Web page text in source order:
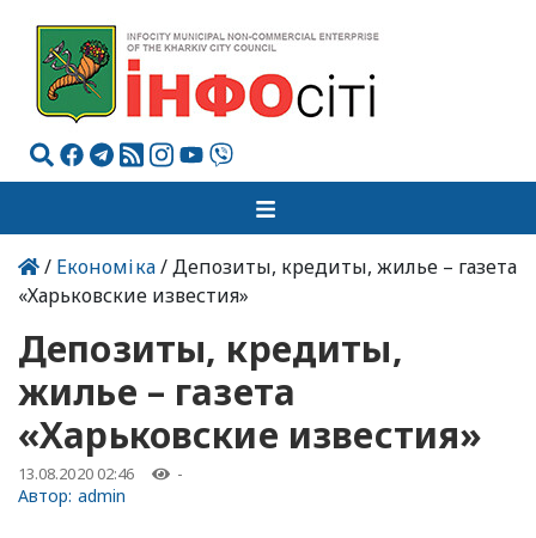
/ Економіка/ Депозиты, кредиты, жилье – газета
«Харьковские известия»
Депозиты, кредиты,
жилье – газета
«Харьковские известия»
13.08.2020 02:46 -
Автор: admin